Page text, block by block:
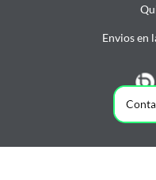
Envios en